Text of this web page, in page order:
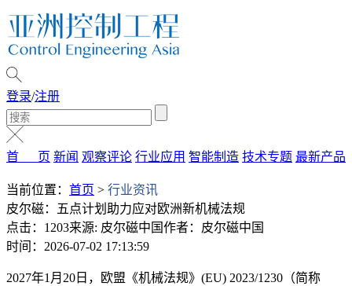
登录/注册
首 页 新闻 观察评论 行业应用 智能制造 技术专题 最新产品
当前位置： 首页 > 行业资讯
皮尔磁：五点计划助力应对欧洲新机械法规
点击：1203来源: 皮尔磁中国作者：皮尔磁中国
时间：2026-07-02 17:13:59
2027年1月20日，欧盟《机械法规》(EU) 2023/1230（简称